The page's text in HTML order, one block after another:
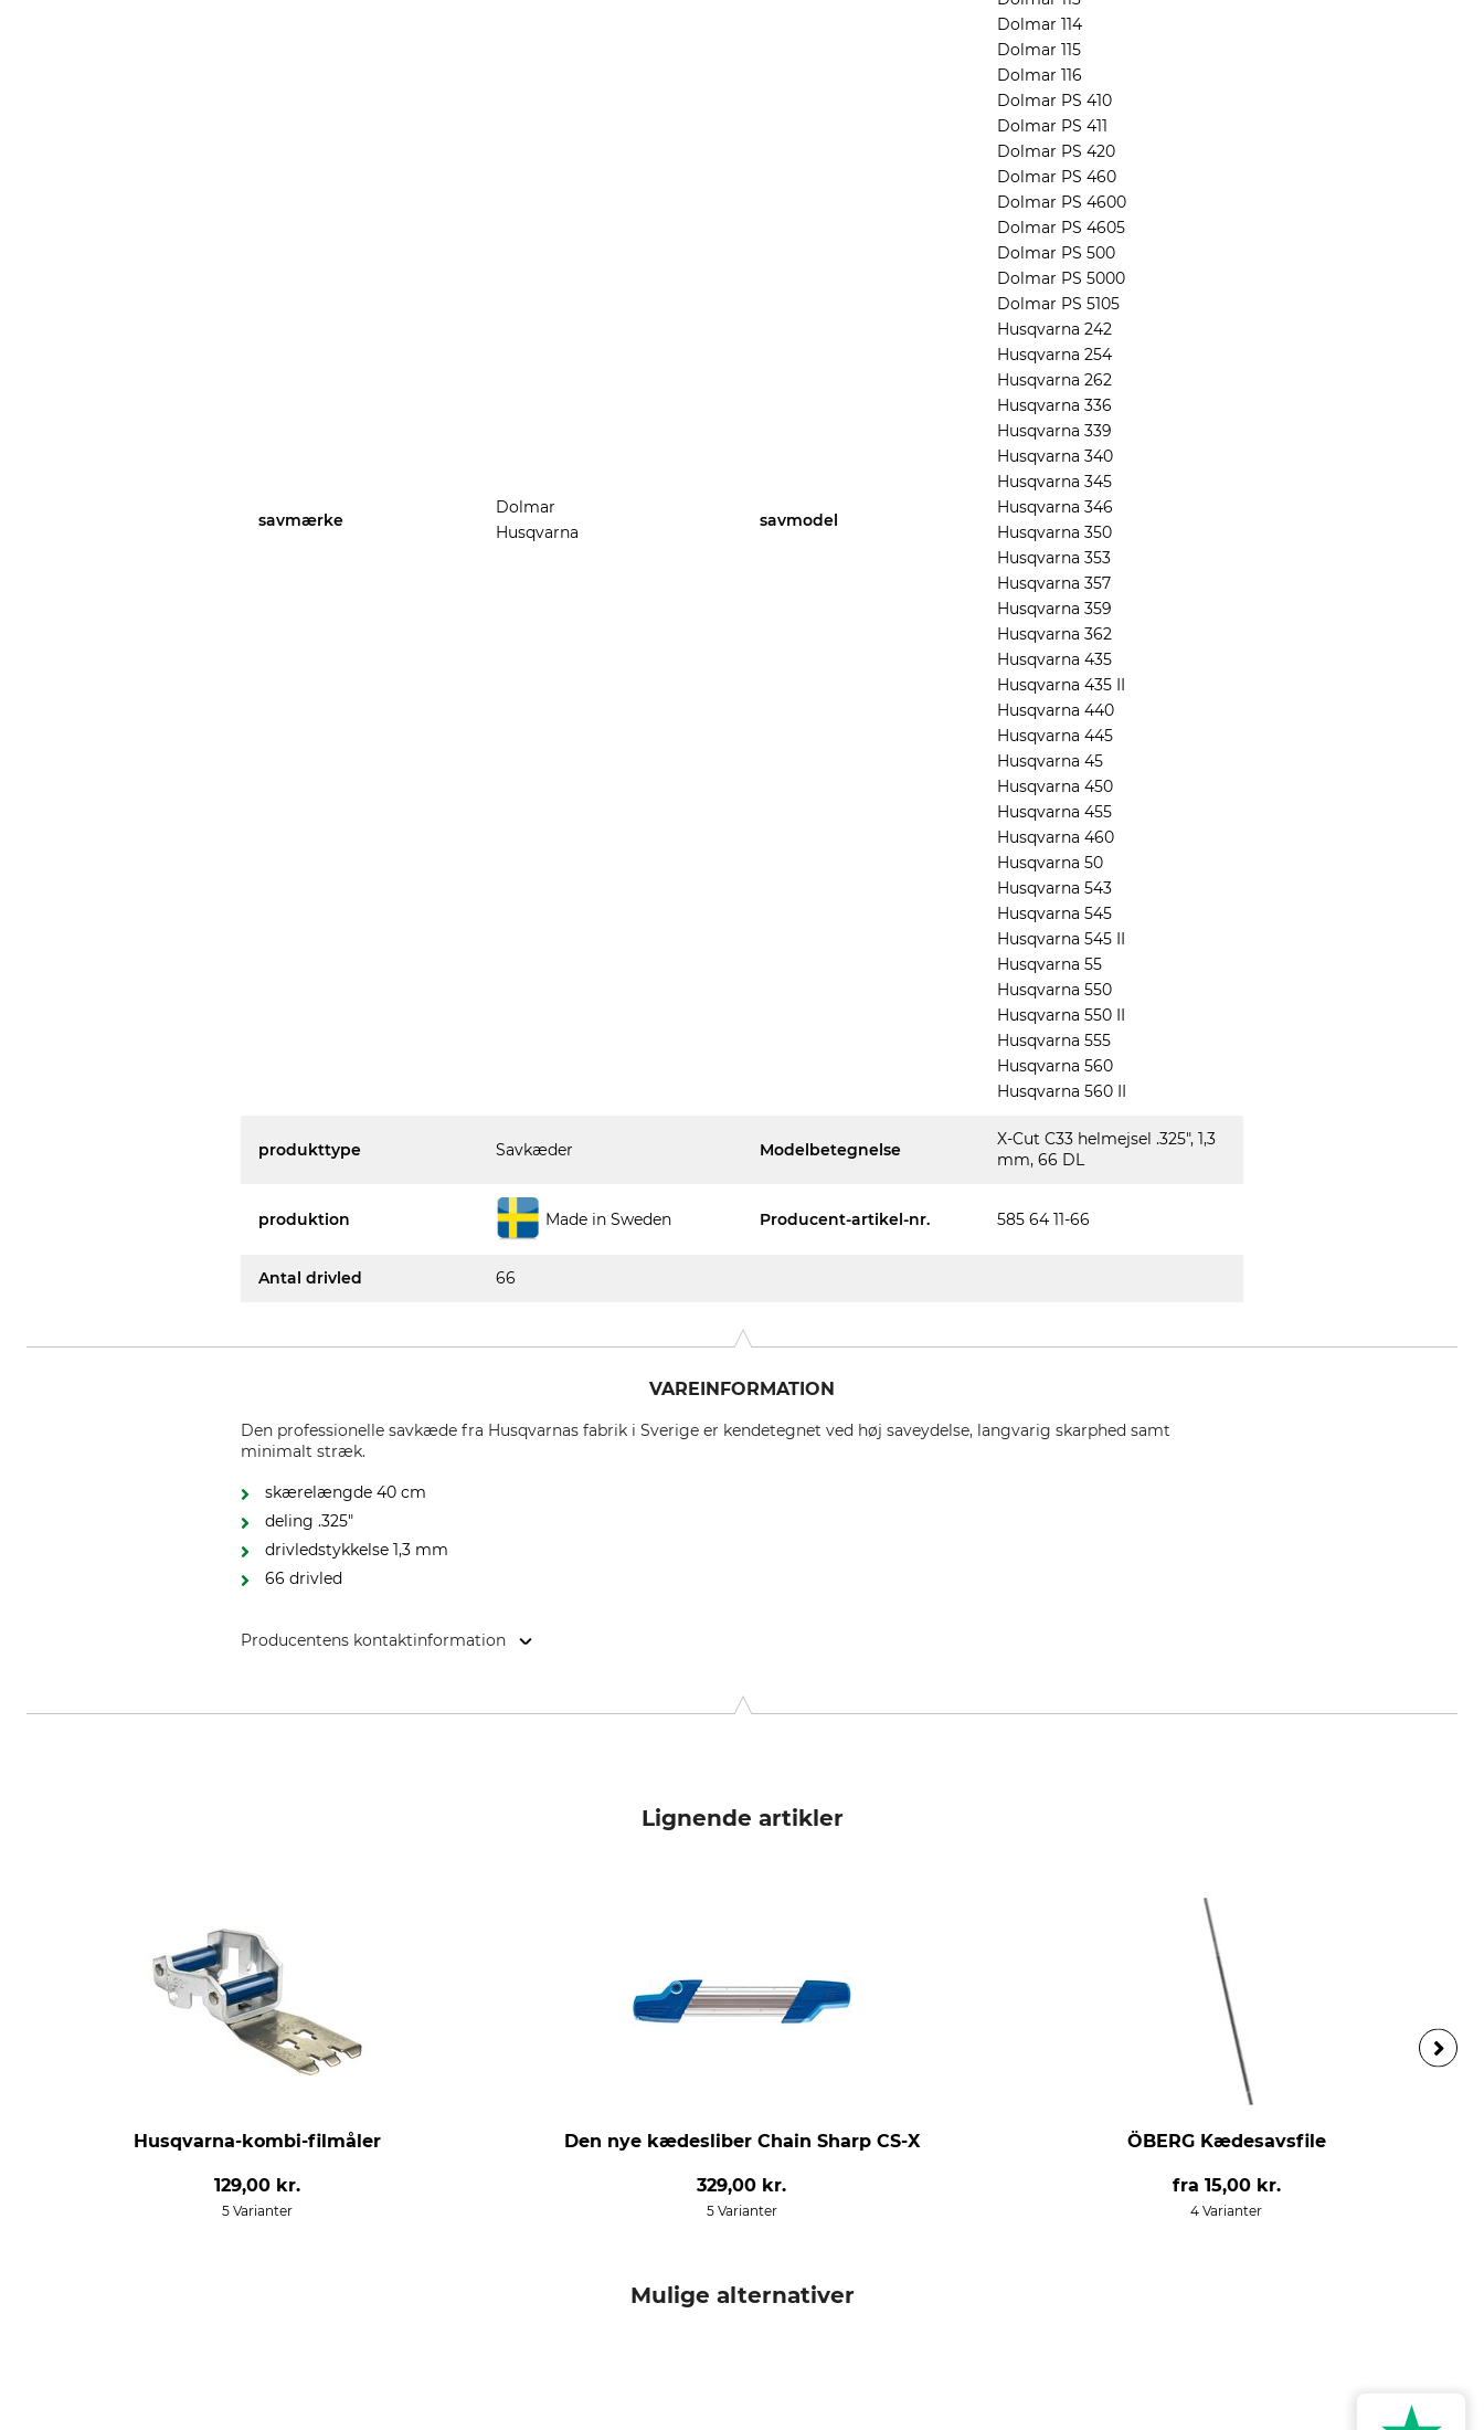
savmærke
Dolmar
Husqvarna
savmodel
Dolmar 114
Dolmar 115
Dolmar 116
Dolmar PS 410
Dolmar PS 411
Dolmar PS 420
Dolmar PS 460
Dolmar PS 4600
Dolmar PS 4605
Dolmar PS 500
Dolmar PS 5000
Dolmar PS 5105
Husqvarna 242
Husqvarna 254
Husqvarna 262
Husqvarna 336
Husqvarna 339
Husqvarna 340
Husqvarna 345
Husqvarna 346
Husqvarna 350
Husqvarna 353
Husqvarna 357
Husqvarna 359
Husqvarna 362
Husqvarna 435
Husqvarna 435 II
Husqvarna 440
Husqvarna 445
Husqvarna 45
Husqvarna 450
Husqvarna 455
Husqvarna 460
Husqvarna 50
Husqvarna 543
Husqvarna 545
Husqvarna 545 II
Husqvarna 55
Husqvarna 550
Husqvarna 550 II
Husqvarna 555
Husqvarna 560
Husqvarna 560 II
produkttype Savkæder Modelbetegnelse
X-Cut C33 helmejsel .325", 1,3
mm, 66 DL
produktion Made in Sweden Producent-artikel-nr. 585 64 11-66
Antal drivled 66
VAREINFORMATION
Den professionelle savkæde fra Husqvarnas fabrik i Sverige er kendetegnet ved høj saveydelse, langvarig skarphed samt
minimalt stræk.
skærelængde 40 cm
deling .325"
drivledstykkelse 1,3 mm
66 drivled
Producentens kontaktinformation
Lignende artikler
Husqvarna-kombi-filmåler
129,00 kr.
5 Varianter
Den nye kædesliber Chain Sharp CS-X
329,00 kr.
5 Varianter
ÖBERG Kædesavsfile
fra 15,00 kr.
4 Varianter
Mulige alternativer